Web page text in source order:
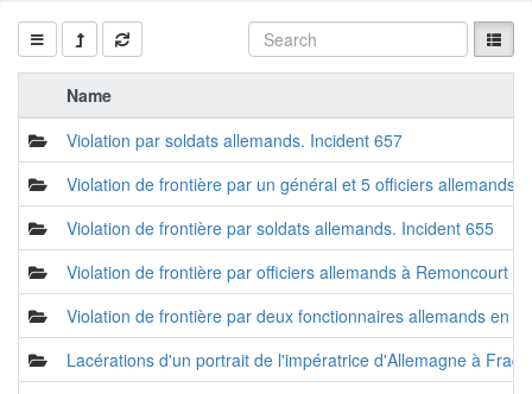
Name
Violation par soldats allemands. Incident 657
Violation de frontière par un général et 5 officiers allemands.
Violation de frontière par soldats allemands. Incident 655
Violation de frontière par officiers allemands à Remoncourt
Violation de frontière par deux fonctionnaires allemands en
Lacérations d'un portrait de l'impératrice d'Allemagne à